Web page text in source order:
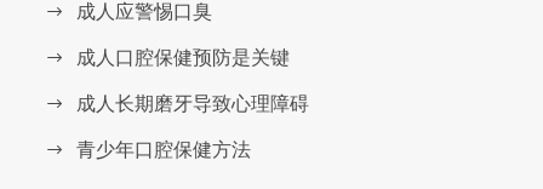
成人应警惕口臭
成人口腔保健预防是关键
成人长期磨牙导致心理障碍
青少年口腔保健方法